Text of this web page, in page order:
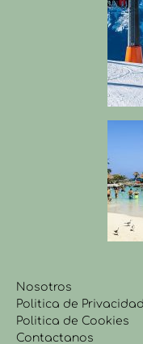
Nosotros
Politica de Privacidad
Politica de Cookies
Contactanos